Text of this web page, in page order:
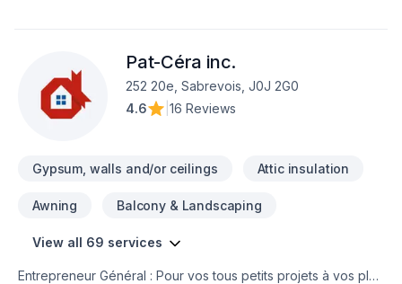
Pat-Céra inc.
252 20e, Sabrevois, J0J 2G0
4.6
16 Reviews
Gypsum, walls and/or ceilings Attic insulation
Awning Balcony & Landscaping
View all 69 services
Entrepreneur Général : Pour vos tous petits projets à vos plus